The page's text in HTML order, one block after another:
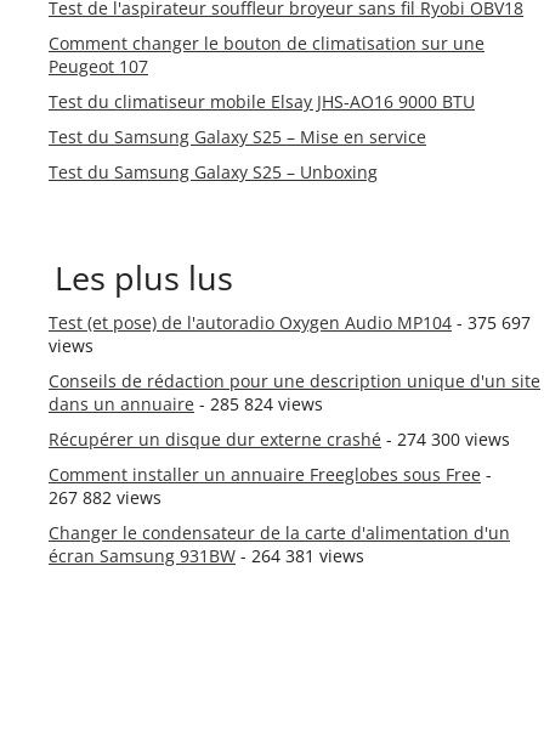
Test de l'aspirateur souffleur broyeur sans fil Ryobi OBV18
Comment changer le bouton de climatisation sur une
Peugeot 107
Test du climatiseur mobile Elsay JHS-AO16 9000 BTU
Test du Samsung Galaxy S25 – Mise en service
Test du Samsung Galaxy S25 – Unboxing
Les plus lus
Test (et pose) de l'autoradio Oxygen Audio MP104 - 375 697
views
Conseils de rédaction pour une description unique d'un site
dans un annuaire - 285 824 views
Récupérer un disque dur externe crashé - 274 300 views
Comment installer un annuaire Freeglobes sous Free -
267 882 views
Changer le condensateur de la carte d'alimentation d'un
écran Samsung 931BW - 264 381 views